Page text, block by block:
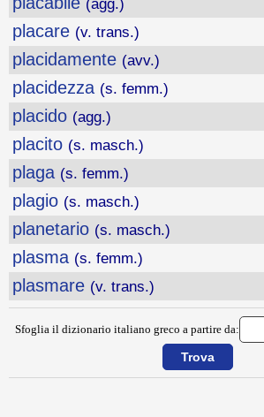
(agg.)
placare (v. trans.)
placidamente (avv.)
placidezza (s. femm.)
placido (agg.)
placito (s. masch.)
plaga (s. femm.)
plagio (s. masch.)
planetario (s. masch.)
plasma (s. femm.)
plasmare (v. trans.)
Sfoglia il dizionario italiano greco a partire da: